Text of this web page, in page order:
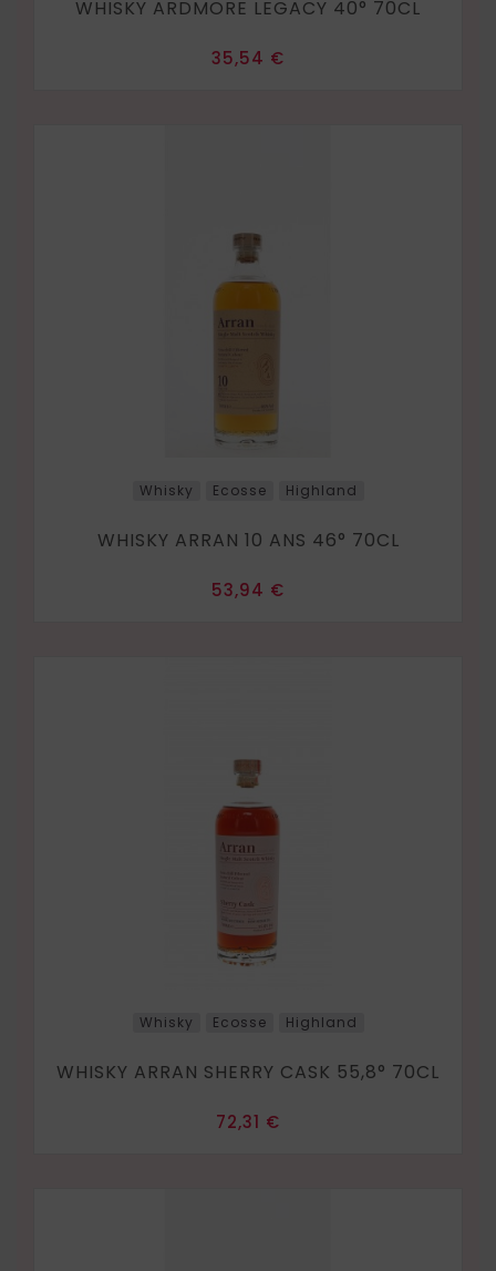
WHISKY ARDMORE LEGACY 40° 70CL
Prix
35,54 €
Whisky Ecosse Highland
WHISKY ARRAN 10 ANS 46° 70CL
Prix
53,94 €
Whisky Ecosse Highland
WHISKY ARRAN SHERRY CASK 55,8° 70CL
Prix
72,31 €